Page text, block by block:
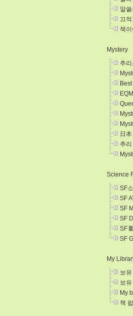
알쓸
끄적
책이
Mystery
추리
日
추
Science
SF
SF
SF
SF
SF
SF
My
보
보
My
책